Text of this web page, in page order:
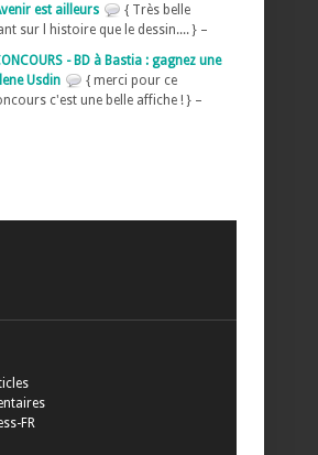
est ailleurs
{ Très belle
sur l histoire que le dessin.... } –
- BD à Bastia : gagnez une
Usdin
{ merci pour ce
c'est une belle affiche ! } –
FR